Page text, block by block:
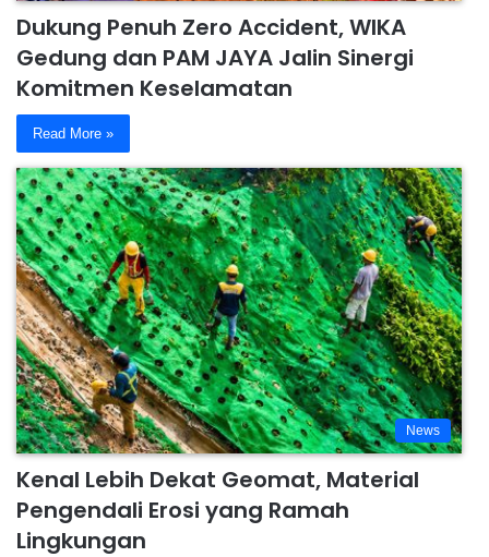
Dukung Penuh Zero Accident, WIKA
Gedung dan PAM JAYA Jalin Sinergi
Komitmen Keselamatan
Read More »
News
Kenal Lebih Dekat Geomat, Material
Pengendali Erosi yang Ramah
Lingkungan